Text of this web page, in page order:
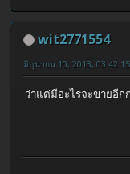
wit2771554
มิถุนายน 10, 2013,
ว่าแต่มีอะไรจะขายอี